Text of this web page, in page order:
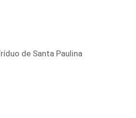
de Santa Paulina